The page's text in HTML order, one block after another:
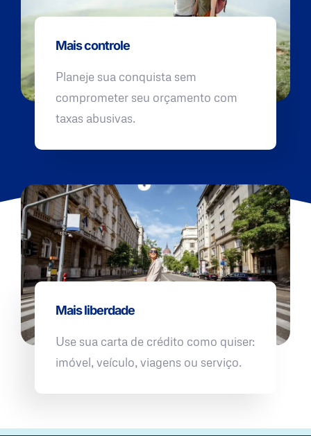
Mais controle
Planeje sua conquista sem
comprometer seu orçamento com
taxas abusivas.
Mais liberdade
Use sua carta de crédito como quiser:
imóvel, veículo, viagens ou serviço.